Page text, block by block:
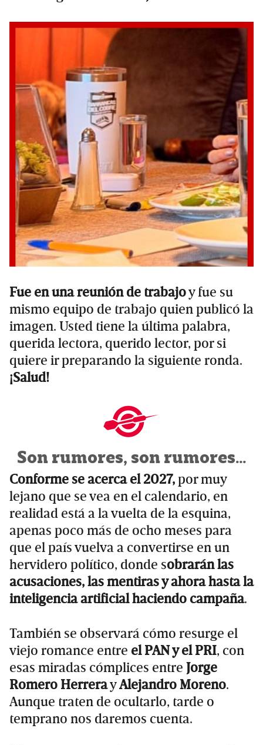
Fue en una reunión de trabajoy fue su
mismo equipo de trabajo quien publicó la
imagen. Usted tiene la última palabra,
querida lectora, querido lector, por si
quiere ir preparando la siguiente ronda.
¡Salud!
Son rumores, son rumores…
Conforme se acerca el 2027,por muy
lejano que se vea en el calendario, en
realidad está a la vuelta de la esquina,
apenas poco más de ocho meses para
que el país vuelva a convertirse en un
hervidero político, donde sobrarán las
acusaciones, las mentiras y ahora hasta la
inteligencia artificial haciendo campaña.
También se observará cómo resurge el
viejo romance entre el PAN y el PRI, con
esas miradas cómplices entre Jorge
Romero HerrerayAlejandro Moreno.
Aunque traten de ocultarlo, tarde o
temprano nos daremos cuenta.